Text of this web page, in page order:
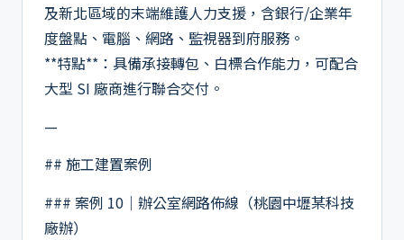
及新北區域的末端維護人力支援，含銀行/企業年
度盤點、電腦、網路、監視器到府服務。
**特點**：具備承接轉包、白標合作能力，可配合
大型 SI 廠商進行聯合交付。
—
## 施工建置案例
### 案例 10｜辦公室網路佈線（桃園中壢某科技
廠辦）